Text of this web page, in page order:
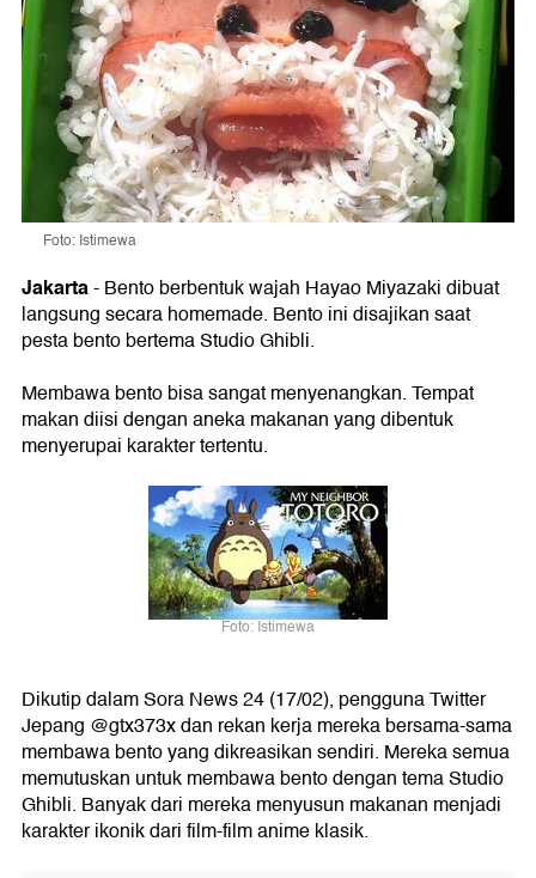
Foto: Istimewa
Jakarta- Bento berbentuk wajah Hayao Miyazaki dibuat
langsung secara homemade. Bento ini disajikan saat
pesta bento bertema Studio Ghibli.
Membawa bento bisa sangat menyenangkan. Tempat
makan diisi dengan aneka makanan yang dibentuk
menyerupai karakter tertentu.
Foto: Istimewa
Dikutip dalam Sora News 24 (17/02), pengguna Twitter
Jepang @gtx373x dan rekan kerja mereka bersama-sama
membawa bento yang dikreasikan sendiri. Mereka semua
memutuskan untuk membawa bento dengan tema Studio
Ghibli. Banyak dari mereka menyusun makanan menjadi
karakter ikonik dari film-film anime klasik.